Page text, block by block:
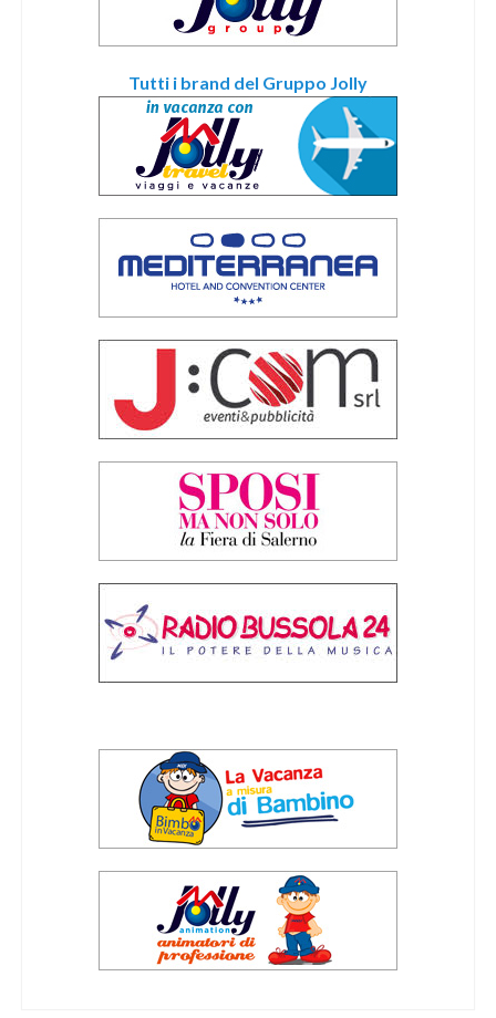
Tutti i brand del Gruppo Jolly